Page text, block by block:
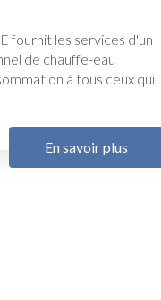
fournit les services d'un
de chauffe-eau
à tous ceux qui
En savoir plus